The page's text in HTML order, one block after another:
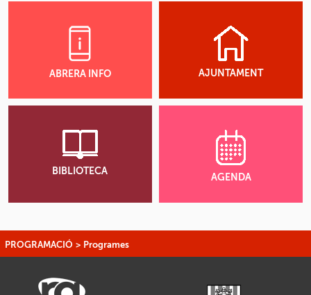
ABRERA INFO AJUNTAMENT
BIBLIOTECA
AGENDA
PROGRAMACIÓ > Programes